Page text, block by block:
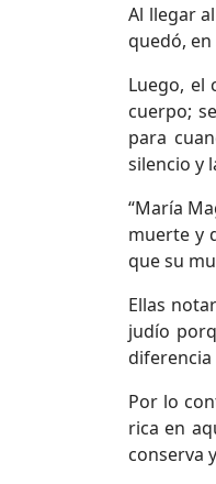
Al llegar
quedó,
Luego, el
cuerpo; se
para
silencio y
“María
muerte y
que su
Ellas
judío
diferencia
Por lo
rica en
conserva